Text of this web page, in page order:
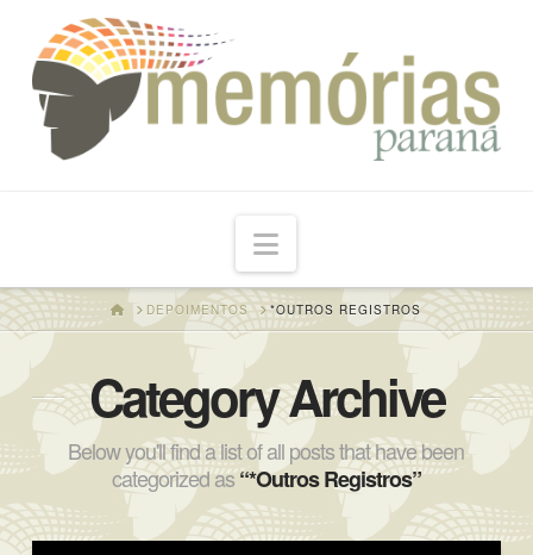
Navigation
HOMEDEPOIMENTOS *OUTROS REGISTROS
Category Archive
Below you'll find a list of all posts that have been
categorized as“*Outros Registros”